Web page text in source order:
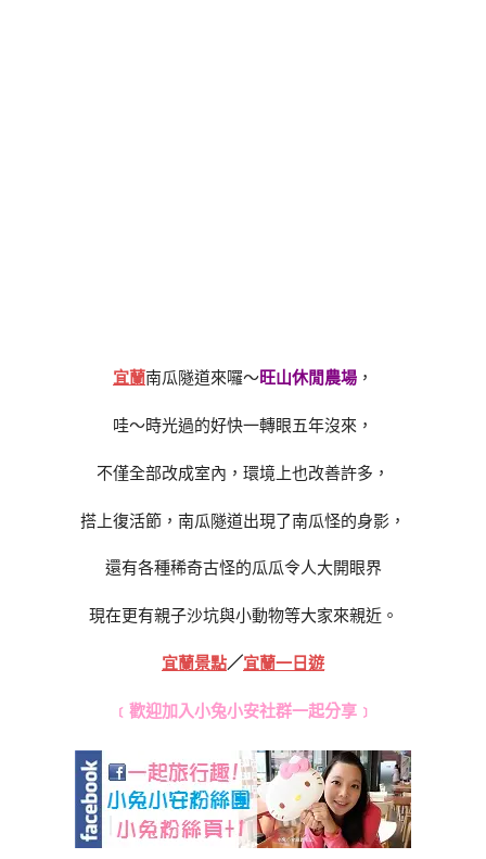
宜蘭南瓜隧道來囉～旺山休閒農場 ，
哇～時光過的好快一轉眼五年沒來，
不僅全部改成室內，環境上也改善許多，
搭上復活節，南瓜隧道出現了南瓜怪的身影，
還有各種稀奇古怪的瓜瓜令人大開眼界
現在更有親子沙坑與小動物等大家來親近。
宜蘭景點／宜蘭一日遊
﹝歡迎加入小兔小安社群一起分享﹞